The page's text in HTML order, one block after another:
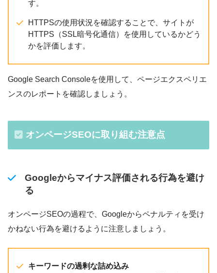
す。
HTTPSの使用状況を確認することで、サイトが
HTTPS（SSL暗号化通信）を使用しているかどう
かを評価します。
Google Search Consoleを使用して、ページエクスペリエ
ンスのレポートを確認しましょう。
オンページSEOに取り組む注意点
Googleからマイナス評価される行為を避け
る
オンページSEOの過程で、Googleからペナルティを受け
かねない行為を避けるように注意しましょう。
キーワードの過剰な詰め込み